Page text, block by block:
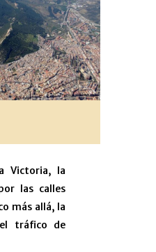
Victoria, la
las calles
más allá, la
tráfico de